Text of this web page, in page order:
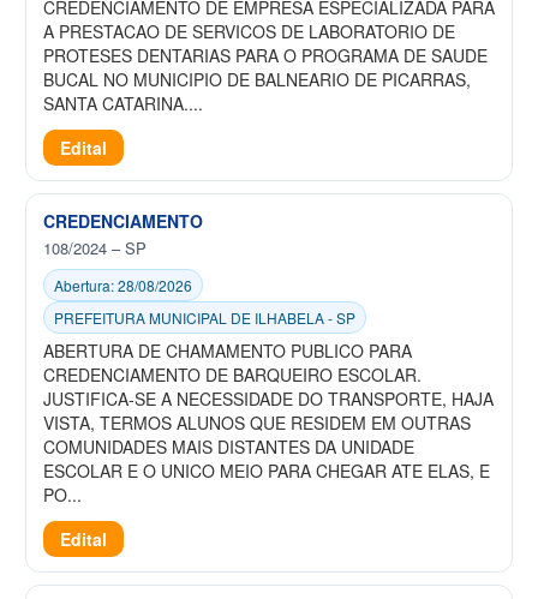
CREDENCIAMENTO DE EMPRESA ESPECIALIZADA PARA
A PRESTACAO DE SERVICOS DE LABORATORIO DE
PROTESES DENTARIAS PARA O PROGRAMA DE SAUDE
BUCAL NO MUNICIPIO DE BALNEARIO DE PICARRAS,
SANTA CATARINA....
Edital
CREDENCIAMENTO
108/2024 – SP
Abertura: 28/08/2026
PREFEITURA MUNICIPAL DE ILHABELA - SP
ABERTURA DE CHAMAMENTO PUBLICO PARA
CREDENCIAMENTO DE BARQUEIRO ESCOLAR.
JUSTIFICA-SE A NECESSIDADE DO TRANSPORTE, HAJA
VISTA, TERMOS ALUNOS QUE RESIDEM EM OUTRAS
COMUNIDADES MAIS DISTANTES DA UNIDADE
ESCOLAR E O UNICO MEIO PARA CHEGAR ATE ELAS, E
PO...
Edital